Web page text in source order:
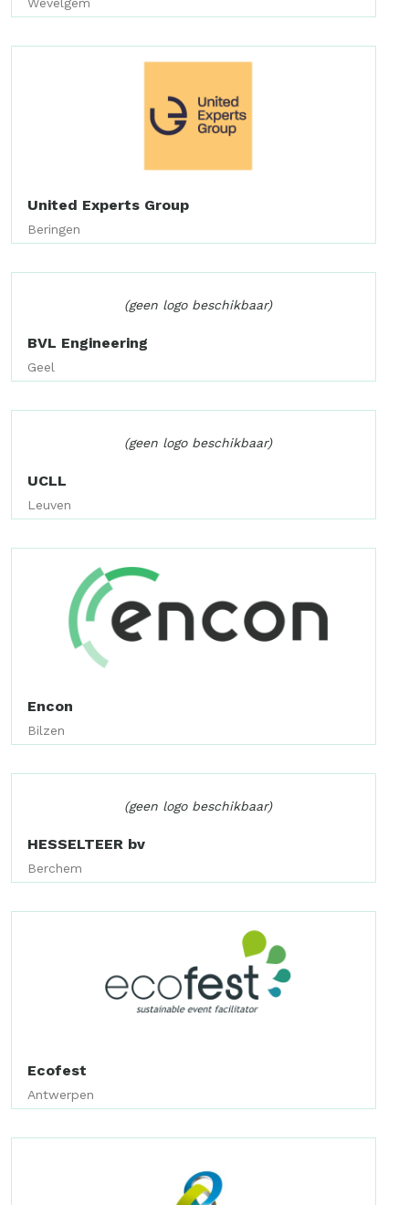
United Experts Group
Beringen
(geen logo beschikbaar)
BVL Engineering
Geel
(geen logo beschikbaar)
UCLL
Leuven
Encon
Bilzen
(geen logo beschikbaar)
HESSELTEER bv
Berchem
Ecofest
Antwerpen